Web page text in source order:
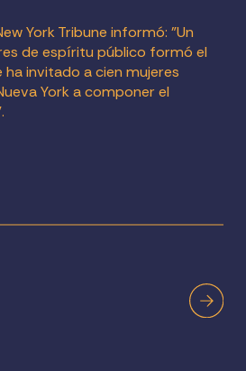
York Tribune informó: "Un
de espíritu público formó el
invitado a cien mujeres
York a componer el